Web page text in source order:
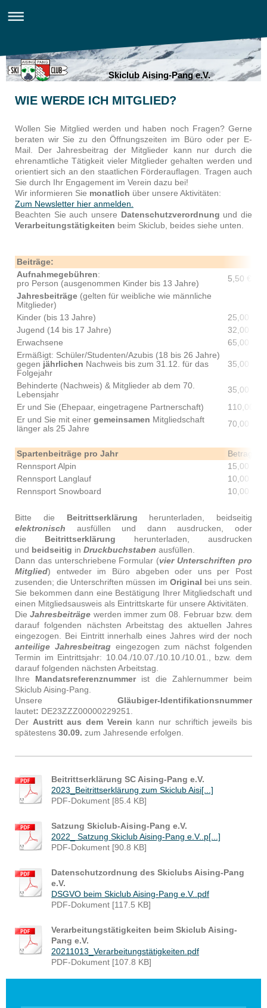
Skiclub Aising-Pang e.V.
WIE WERDE ICH MITGLIED?
Wollen Sie Mitglied werden und haben noch Fragen? Gerne
beraten wir Sie zu den Öffnungszeiten im Büro oder per E-
Mail. Der Jahresbeitrag der Mitglieder kann nur durch die
ehrenamtliche Tätigkeit vieler Mitglieder gehalten werden und
orientiert sich an den staatlichen Förderauflagen. Tragen auch
Sie durch Ihr Engagement im Verein dazu bei!
Wir informieren Sie monatlich über unsere Aktivitäten:
Zum Newsletter hier anmelden.
Beachten Sie auch unsere Datenschutzverordnung und die
Verarbeitungstätigkeiten beim Skiclub, beides siehe unten.
Beiträge:
Aufnahmegebühren:
pro Person (ausgenommen Kinder bis 13 Jahre)
5,50 €
Jahresbeiträge (gelten für weibliche wie männliche
Mitglieder)
Kinder (bis 13 Jahre)
25,00 €
Jugend (14 bis 17 Jahre)
32,00 €
Erwachsene
65,00 €
Ermäßigt: Schüler/Studenten/Azubis (18 bis 26 Jahre)
gegen jährlichen Nachweis bis zum 31.12. für das
Folgejahr
35,00 €
Behinderte (Nachweis) & Mitglieder ab dem 70.
Lebensjahr
35,00 €
Er und Sie (Ehepaar, eingetragene Partnerschaft)
110,00 €
Er und Sie mit einer gemeinsamen Mitgliedschaft
länger als 25 Jahre
70,00 €
Spartenbeiträge pro Jahr
Betrag
Rennsport Alpin
15,00 €
Rennsport Langlauf
10,00 €
Rennsport Snowboard
10,00 €
Bitte die Beitrittserklärung herunterladen, beidseitig
elektronisch ausfüllen und dann ausdrucken, oder
die Beitrittserklärung herunterladen, ausdrucken
und beidseitig in Druckbuchstaben ausfüllen.
Dann das unterschriebene Formular (vier Unterschriften pro
Mitglied) entweder im Büro abgeben oder uns per Post
zusenden; die Unterschriften müssen im Original bei uns sein.
Sie bekommen dann eine Bestätigung Ihrer Mitgliedschaft und
einen Mitgliedsausweis als Eintrittskarte für unsere Aktivitäten.
DieJahresbeiträge werden immer zum 08. Februar bzw. dem
darauf folgenden nächsten Arbeitstag des aktuellen Jahres
eingezogen. Bei Eintritt innerhalb eines Jahres wird der noch
anteilige Jahresbeitrageingezogen zum nächst folgenden
Termin im Eintrittsjahr: 10.04./10.07./10.10./10.01., bzw. dem
darauf folgenden nächsten Arbeitstag.
Ihre Mandatsreferenznummerist die Zahlernummer beim
Skiclub Aising-Pang.
Unsere Gläubiger-Identifikationsnummer
lautet: DE23ZZZ00000229251 .
Der Austritt aus dem Verein kann nur schriftich jeweils bis
spätestens 30.09. zum Jahresende erfolgen.
Beitrittserklärung SC Aising-Pang e.V.
2023_Beitrittserklärung zum Skiclub Aisi[...]
PDF-Dokument [85.4 KB]
Satzung Skiclub-Aising-Pang e.V.
2022_ Satzung Skiclub Aising-Pang e.V..p[...]
PDF-Dokument [90.8 KB]
Datenschutzordnung des Skiclubs Aising-Pang
e.V.
DSGVO beim Skiclub Aising-Pang e.V..pdf
PDF-Dokument [117.5 KB]
Verarbeitungstätigkeiten beim Skiclub Aising-
Pang e.V.
20211013_Verarbeitungstätigkeiten.pdf
PDF-Dokument [107.8 KB]